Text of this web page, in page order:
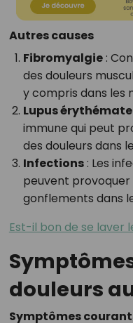
Autres causes
Fibromyalgie:
des douleurs
y compris dans les
Lupus
immune qui peut
des douleurs dans
Infections: Les
peuvent provoquer
gonflements dans
Est-il bon de se laver
douleurs
Symptômes